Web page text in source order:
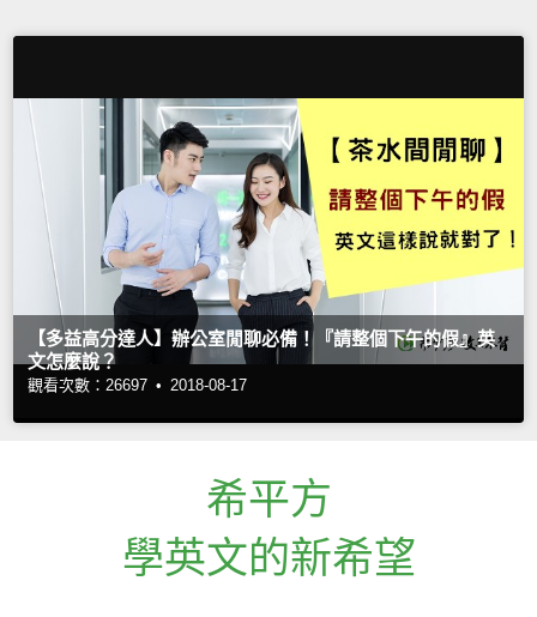
【多益高分達人】辦公室閒聊必備！『請整個下午的假』英
文怎麼說？
觀看次數：26697 • 2018-08-17
希平方
學英文的新希望